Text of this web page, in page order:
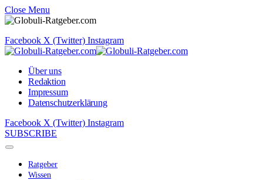
Close Menu
Facebook X (Twitter) Instagram
Über uns
Redaktion
Impressum
Datenschutzerklärung
Facebook X (Twitter) Instagram
SUBSCRIBE
Ratgeber
Wissen